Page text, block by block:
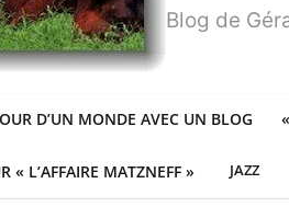
Blog de
D’UN MONDE AVEC UN BLOG «
« L’AFFAIRE MATZNEFF » JAZZ